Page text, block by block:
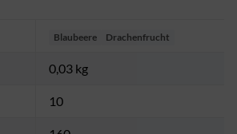
Blaubeere Drachenfrucht
0,03 kg
10